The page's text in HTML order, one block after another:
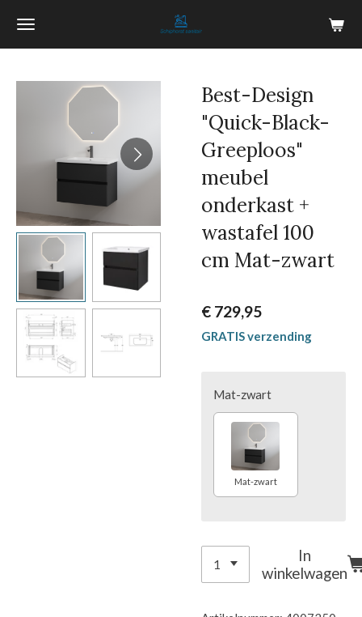
Ga
de
hoofdinhoud
Best-Design
"Quick-Black-
Greeploos"
meubel
onderkast +
wastafel 100
cm Mat-zwart
€ 729,95
GRATIS verzending
Mat-zwart
Mat-zwart
In
winkelwagen